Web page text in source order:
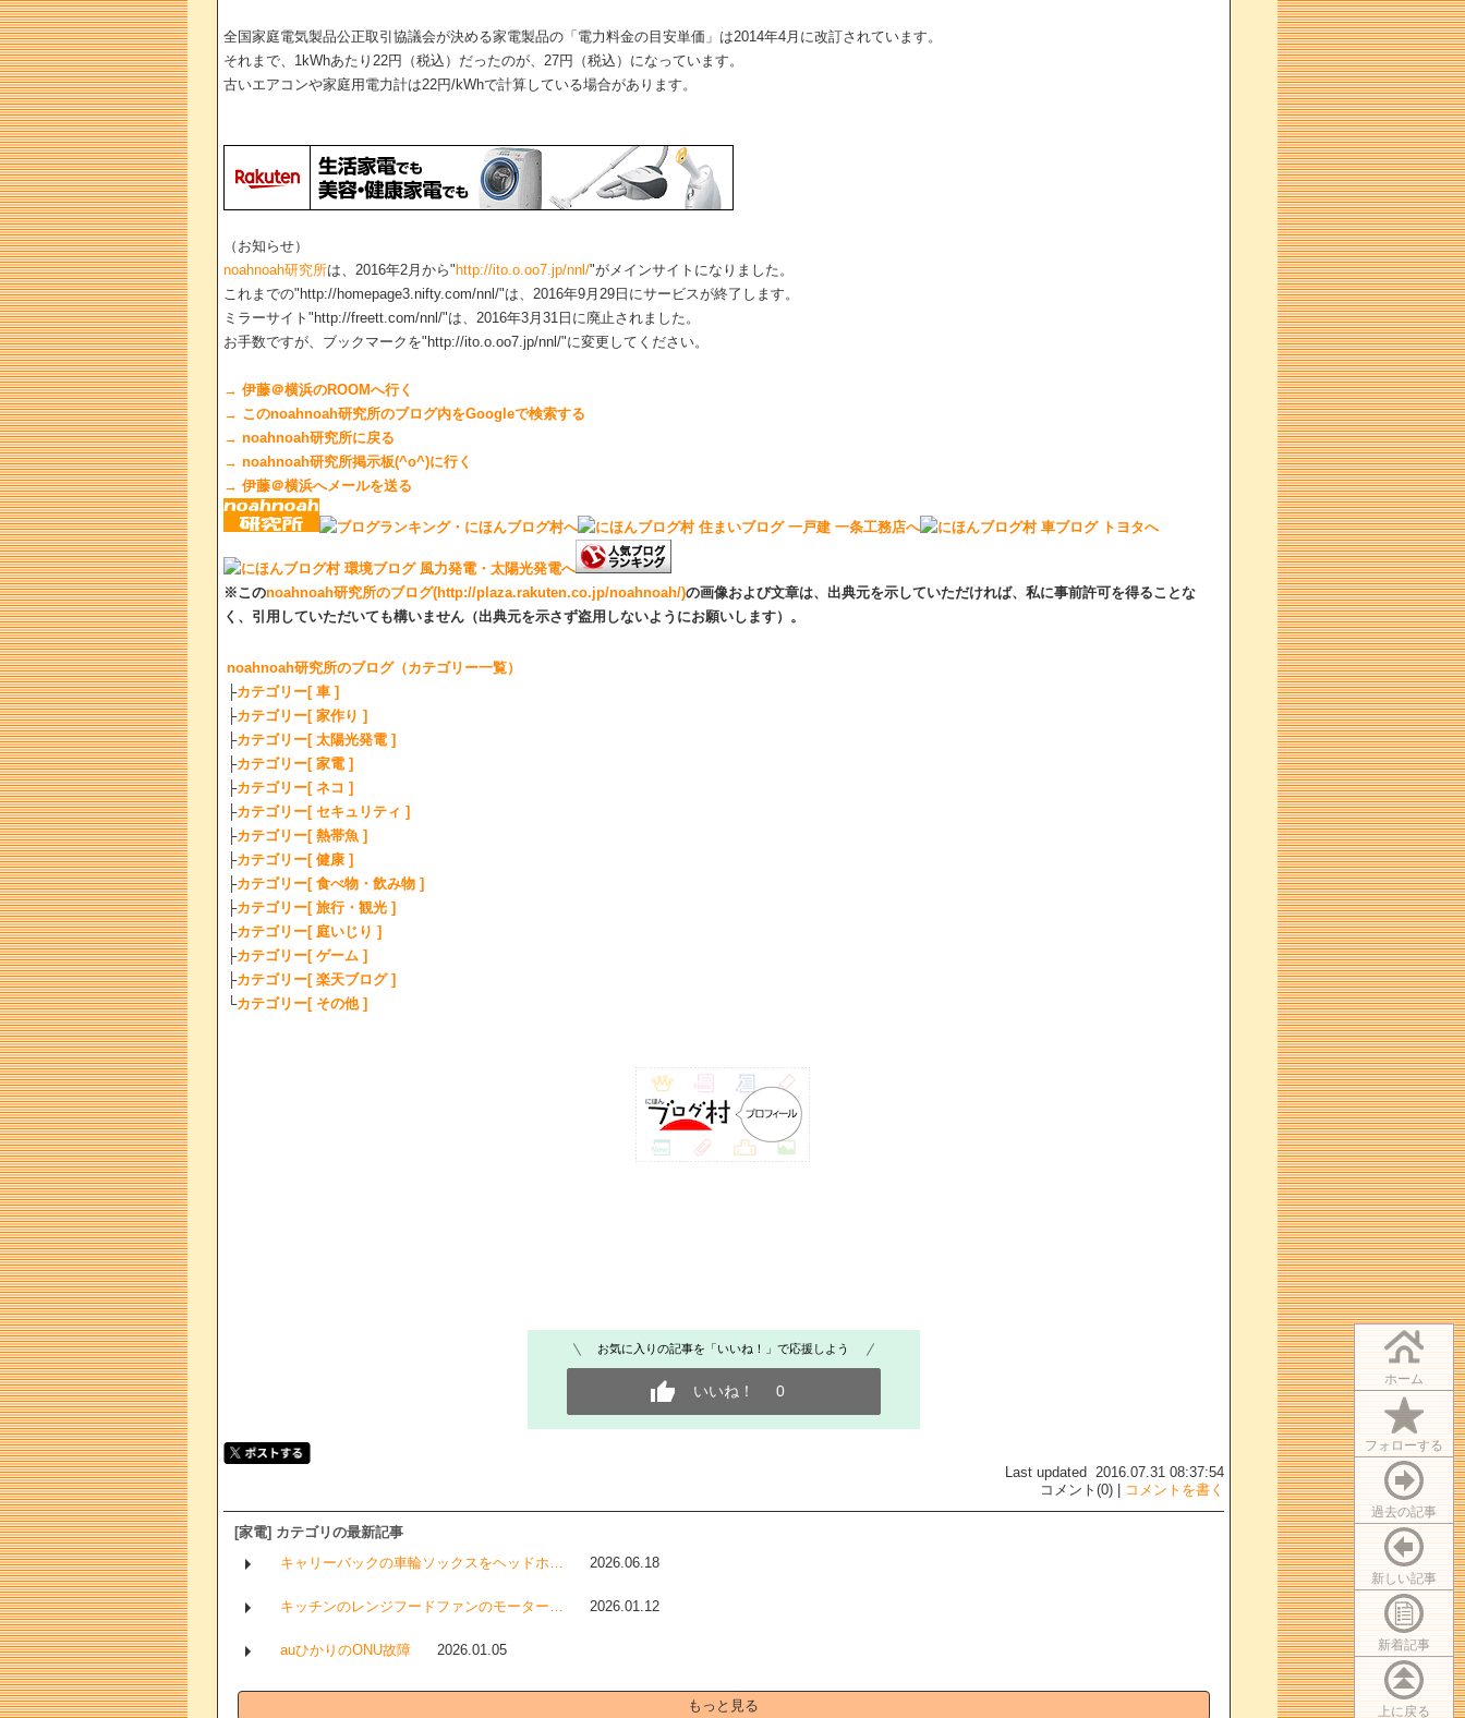
ホーム
フォローする
過去の記事
新しい記事
新着記事
上に戻る
全国家庭電気製品公正取引協議会が決める家電製品の「電力料金の目安単価」は2014年4月に改訂されています。
それまで、1kWhあたり22円（税込）だったのが、27円（税込）になっています。
古いエアコンや家庭用電力計は22円/kWhで計算している場合があります。
（お知らせ）
noahnoah研究所は、2016年2月から" http://ito.o.oo7.jp/nnl/"がメインサイトになりました。
これまでの"http://homepage3.nifty.com/nnl/"は、2016年9月29日にサービスが終了します。
ミラーサイト"http://freett.com/nnl/"は、2016年3月31日に廃止されました。
お手数ですが、ブックマークを"http://ito.o.oo7.jp/nnl/"に変更してください。
→ 伊藤＠横浜のROOMへ行く
→ このnoahnoah研究所のブログ内をGoogleで検索する
→ noahnoah研究所に戻る
→ noahnoah研究所掲示板(^o^)に行く
→ 伊藤＠横浜へメールを送る
※このnoahnoah研究所のブログ(http://plaza.rakuten.co.jp/noahnoah/)の画像および文章は、出典元を示していただければ、私に事前許可を得ることな
く、引用していただいても構いません（出典元を示さず盗用しないようにお願いします）。
noahnoah研究所のブログ（カテゴリー一覧）
├カテゴリー[ 車 ]
├カテゴリー[ 家作り ]
├カテゴリー[ 太陽光発電 ]
├カテゴリー[ 家電 ]
├カテゴリー[ ネコ ]
├カテゴリー[ セキュリティ ]
├カテゴリー[ 熱帯魚 ]
├カテゴリー[ 健康 ]
├カテゴリー[ 食べ物・飲み物 ]
├カテゴリー[ 旅行・観光 ]
├カテゴリー[ 庭いじり ]
├カテゴリー[ ゲーム ]
├カテゴリー[ 楽天ブログ ]
└カテゴリー[ その他 ]
お気に入りの記事を「いいね！」で応援しよう
いいね！ 0
Last updated 2016.07.31 08:37:54
コメント(0) |
コメントを書く
[家電] カテゴリの最新記事
キャリーバックの車輪ソックスをヘッドホ…
2026.06.18
キッチンのレンジフードファンのモーター… 2026.01.12
auひかりのONU故障 2026.01.05
もっと見る